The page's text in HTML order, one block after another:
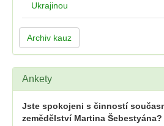
Ukrajinou
Archiv kauz
Ankety
Jste spokojeni s činností
zemědělství Martina Šebestyána?